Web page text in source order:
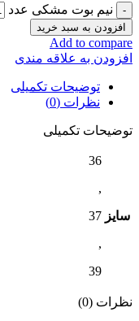
نیم بوت مشکی عدد
افزودن به سبد خرید
Add to compare
افزودن به علاقه مندی
توضیحات تکمیلی
نظرات (0)
توضیحات تکمیلی
سایز
36
,
37
,
39
نظرات (0)